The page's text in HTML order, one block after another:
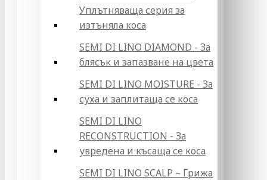
Уплътняваща серия за
изтъняла коса
SEMI DI LINO DIAMOND - За
блясък и запазване на цвета
SEMI DI LINO MOISTURE - За
суха и заплитаща се коса
SEMI DI LINO
RECONSTRUCTION - За
увредена и късаща се коса
SEMI DI LINO SCALP – Грижа